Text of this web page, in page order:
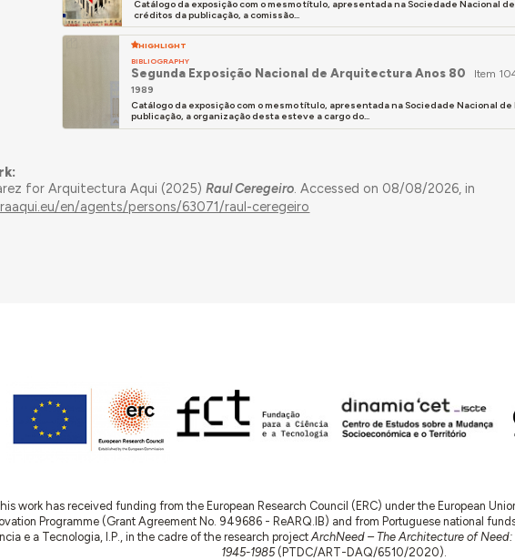
Catálogo da exposição com o mesmo título, apresentada na Sociedade Nacional
créditos da publicação, a comissão...
HIGHLIGHT
BIBLIOGRAPHY
Segunda Exposição Nacional de Arquitectura Anos 80 Item
1989
Catálogo da exposição com o mesmo título, apresentada na Sociedade Nacional
publicação, a organização desta esteve a cargo do...
for Arquitectura Aqui (2025)Raul Ceregeiro. Accessed on 08/08/2026, in
en/agents/persons/63071/raul-ceregeiro
work has received funding from the European Research Council (ERC) under the European
Programme (Grant Agreement No. 949686 - ReARQ.IB) and from Portuguese national
e a Tecnologia, I.P., in the cadre of the research projectArchNeed – The Architecture of
1945-1985(PTDC/ART-DAQ/6510/2020).